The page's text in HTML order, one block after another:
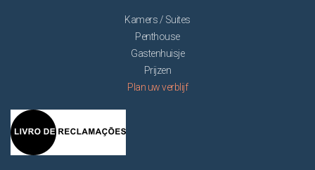
Kamers / Suites
Penthouse
Gastenhuisje
Prijzen
Plan uw verblijf